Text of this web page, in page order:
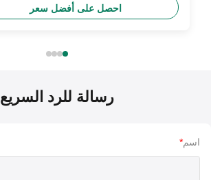
احصل على أفضل سعر
رسالة للرد السريع
اسم*